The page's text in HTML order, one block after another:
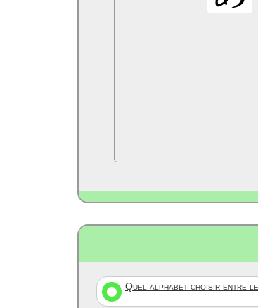
Quel alphabet choisir entre